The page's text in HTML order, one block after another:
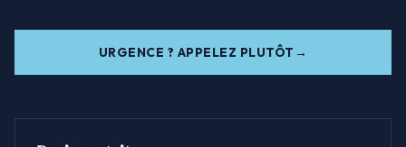
URGENCE ? APPELEZ PLUTÔT